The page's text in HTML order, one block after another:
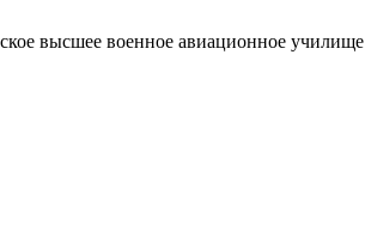
высшее военное авиационное